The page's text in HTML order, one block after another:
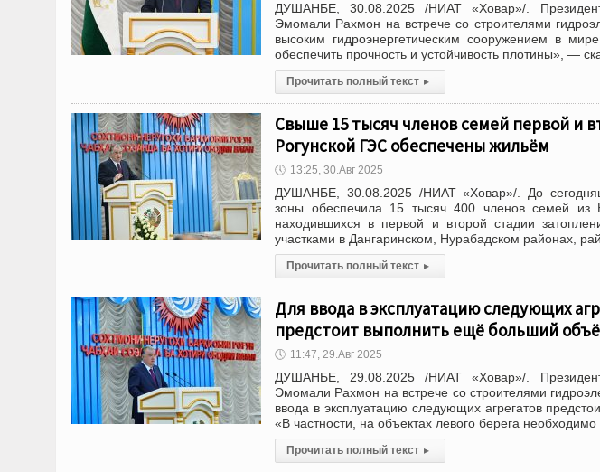
ДУШАНБЕ, 30.08.2025 /НИАТ «Ховар»/.
Эмомали Рахмон на встрече со строителями
высоким гидроэнергетическим сооружением в
обеспечить прочность и устойчивость плотины», —
Прочитать полный текст ▸
Свыше 15 тысяч членов семей первой и
Рогунской ГЭС обеспечены жильём
🕔 13:25, 30.Авг 2025
ДУШАНБЕ, 30.08.2025 /НИАТ «Ховар»/. До
зоны обеспечила 15 тысяч 400 членов семей из
находившихся в первой и второй стадии
участками в Дангаринском, Нурабадском районах,
Прочитать полный текст ▸
Для ввода в эксплуатацию следующих
предстоит выполнить ещё больший
🕔 11:47, 29.Авг 2025
ДУШАНБЕ, 29.08.2025 /НИАТ «Ховар»/.
Эмомали Рахмон на встрече со строителями
ввода в эксплуатацию следующих агрегатов
«В частности, на объектах левого берега
Прочитать полный текст ▸